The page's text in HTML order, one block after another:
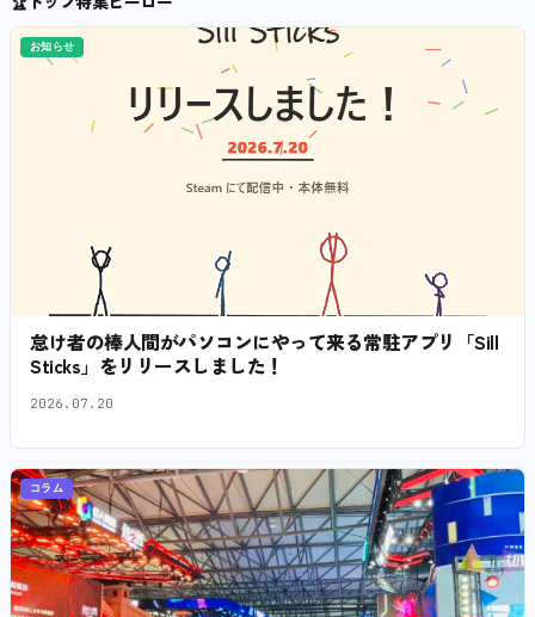
お知らせ
怠け者の棒人間がパソコンにやって来る常駐アプリ「Sill
Sticks」をリリースしました！
2026.07.20
コラム